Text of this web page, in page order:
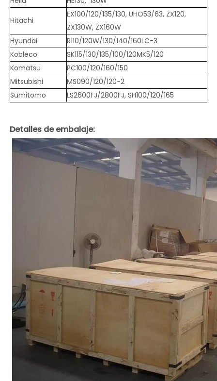
Hitachi
EX100/120/135/130, UHO53/63, ZX120,
ZX130W, ZX160W
Hyundai
R110/120W/130/140/160LC-3
Kobleco
SK115/130/135/100/120MK5/120
Komatsu
PC100/120/160/150
Mitsubishi
MS090/120/120-2
Sumitomo
LS2600FJ/2800FJ, SH100/120/165
Detalles de embalaje: